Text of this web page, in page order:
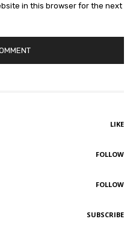
in this browser for the next
LIKE
FOLLOW
FOLLOW
SUBSCRIBE